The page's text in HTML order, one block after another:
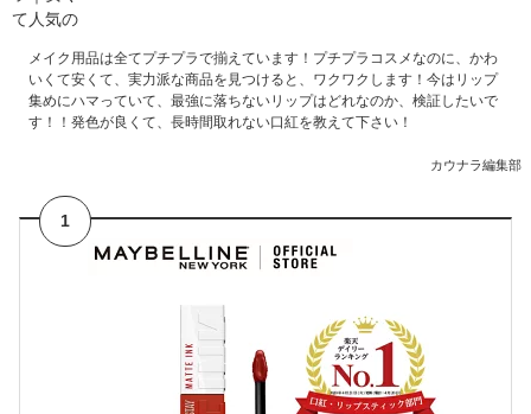
メイク用品は全てプチプラで揃えています！プチプラコスメなのに、かわ
いくて安くて、実力派な商品を見つけると、ワクワクします！今はリップ
集めにハマっていて、最強に落ちないリップはどれなのか、検証したいで
す！！発色が良くて、長時間取れない口紅を教えて下さい！
カウナラ編集部
1